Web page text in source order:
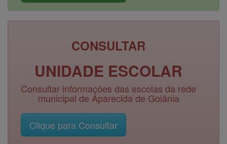
CONSULTAR
UNIDADE ESCOLAR
Consultar informações das escolas da rede
municipal de Aparecida de Goiânia